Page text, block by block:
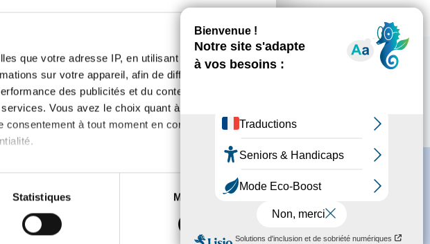
que votre adresse IP, en utilisant des
sur votre appareil, afin de diffuser des
des publicités et du contenu, ainsi que de
Vous avez le choix quant à l'utilisation de
à tout moment en consultant la
peuvent être précises à plusieurs mètres près
Statistiques Marketing